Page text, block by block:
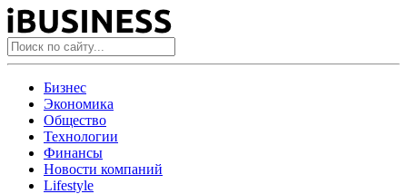
Бизнес
Экономика
Общество
Технологии
Финансы
Новости компаний
Lifestyle